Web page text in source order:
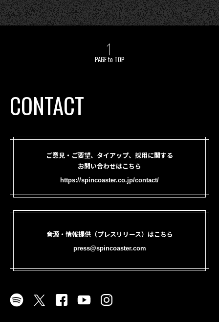
PAGE to TOP
CONTACT
ご意見・ご要望、タイアップ、採用に関する
お問い合わせはこちら
https://spincoaster.co.jp/contact/
音源・情報提供（プレスリリース）はこちら
press@spincoaster.com